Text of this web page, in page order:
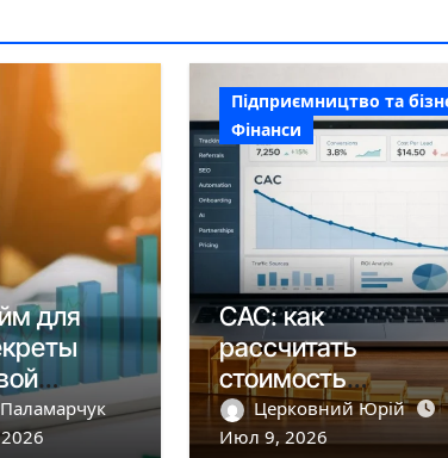
для
Підприємництво та
Фінанси
CAC: как
рассчитать
стоимость
привлечения
клиента и
Церковний Юрій
Июл 9, 2026